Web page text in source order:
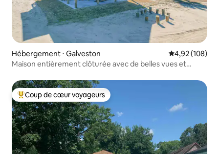
Hébergement ⋅ Galveston Évaluation
4,92 (108)
Maison entièrement clôturée avec de belles vues et
Coups de cœur voyageurs les plus appréciés
Coup de cœur voyageurs